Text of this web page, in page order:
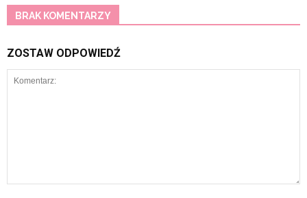
BRAK KOMENTARZY
ZOSTAW ODPOWIEDŹ